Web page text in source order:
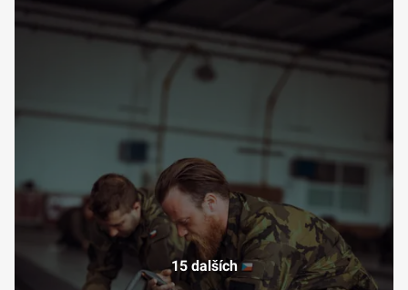
15 dalších